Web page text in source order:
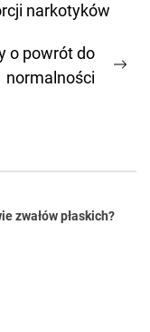
narkotyków
o powrót do
normalności
zwałów płaskich?